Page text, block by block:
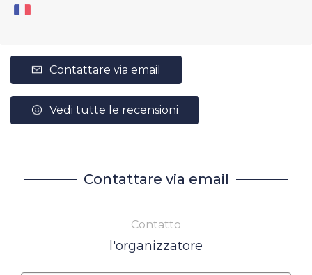
Contattare via email
Vedi tutte le recensioni
Contattare via email
Contatto
l'organizzatore